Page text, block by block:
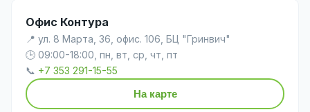
Офис Контура
📍 ул. 8 Марта, 36, офис. 106, БЦ "Гринвич"
🕒 09:00-18:00, пн, вт, ср, чт, пт
📞 +7 353 291-15-55
На карте